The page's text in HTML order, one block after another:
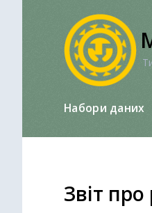
Набори даних
Звіт